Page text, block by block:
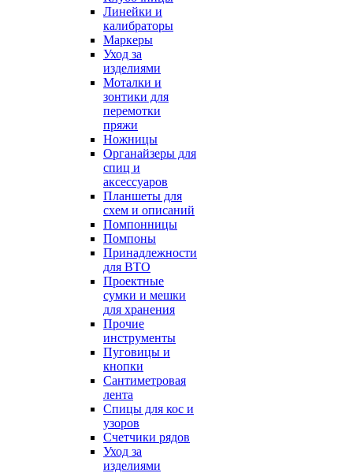
Линейки и
калибраторы
Маркеры
Уход за
изделиями
Моталки и
зонтики для
перемотки
пряжи
Ножницы
Органайзеры для
спиц и
аксессуаров
Планшеты для
схем и описаний
Помпонницы
Помпоны
Принадлежности
для ВТО
Проектные
сумки и мешки
для хранения
Прочие
инструменты
Пуговицы и
кнопки
Сантиметровая
лента
Спицы для кос и
узоров
Счетчики рядов
Уход за
изделиями